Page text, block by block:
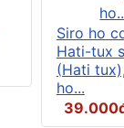
Siro ho
Hati-tux
(Hati
ho...